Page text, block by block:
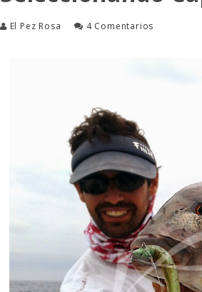
El Pez Rosa 4 Comentarios